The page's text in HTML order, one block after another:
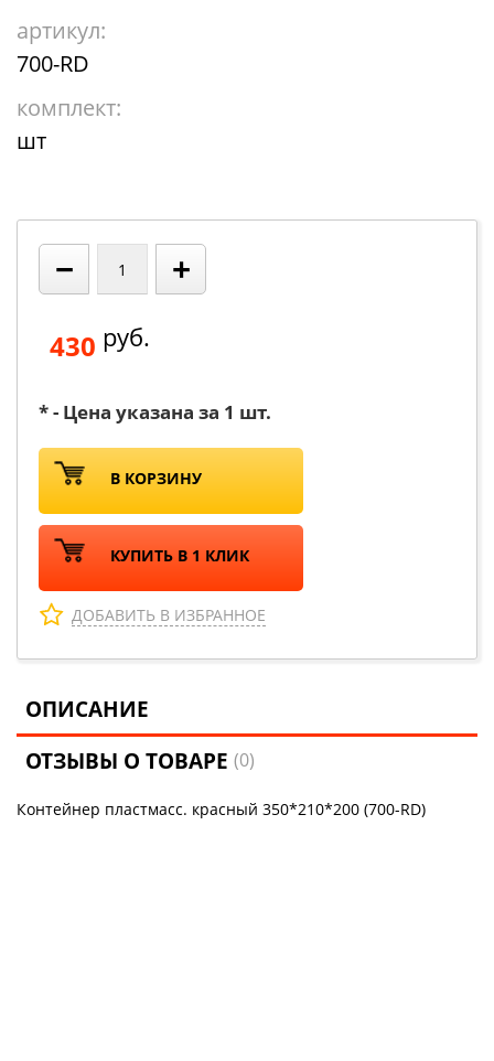
артикул:
700-RD
комплект:
шт
− +
430 руб.
* - Цена указана за 1 шт.
В КОРЗИНУ
КУПИТЬ В 1 КЛИК
ДОБАВИТЬ В ИЗБРАННОЕ
ОПИСАНИЕ
ОТЗЫВЫ О ТОВАРЕ(0)
Контейнер пластмасс. красный 350*210*200 (700-RD)